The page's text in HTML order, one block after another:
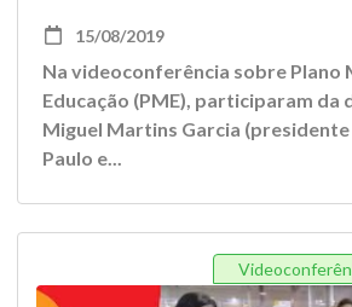
15/08/2019
Na videoconferência sobre Plano
Educação (PME), participaram da
Miguel Martins Garcia (presidente
Paulo e...